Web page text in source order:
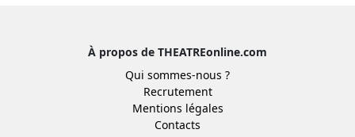
À propos de THEATREonline.com
Qui sommes-nous ?
Recrutement
Mentions légales
Contacts